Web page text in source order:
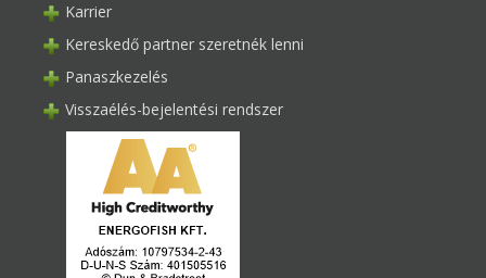
Karrier
Kereskedő partner szeretnék lenni
Panaszkezelés
Visszaélés-bejelentési rendszer